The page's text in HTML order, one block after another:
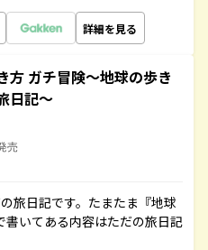
詳細を見る
方 ガチ冒険～地球の歩き
日記～
売
旅日記です。たまたま『地球
いてある内容はただの旅日記